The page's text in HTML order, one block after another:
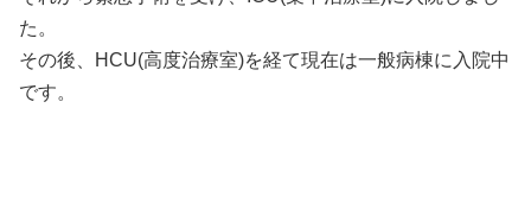
た。
その後、HCU(高度治療室)を経て現在は一般病棟に入院中
です。